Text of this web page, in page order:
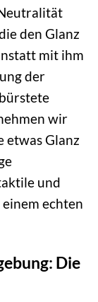
den Glanz
mit ihm
der
wir
etwas Glanz
und
echten
Die